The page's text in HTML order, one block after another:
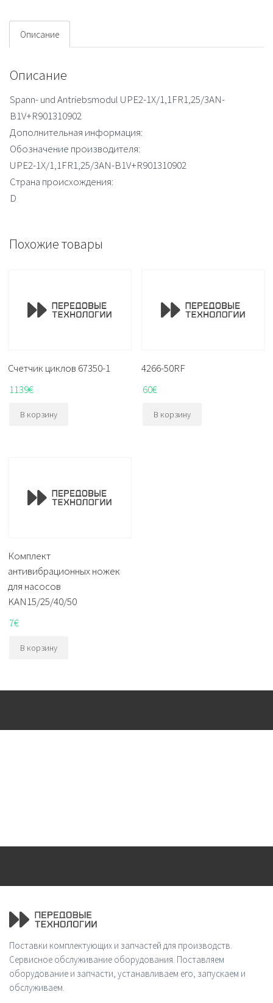
drive
modul
Описание
Описание
Spann- und Antriebsmodul UPE2-1X/1,1FR1,25/3AN-
B1V+R901310902
Дополнительная информация:
Обозначение производителя:
UPE2-1X/1,1FR1,25/3AN-B1V+R901310902
Страна происхождения:
D
Похожие товары
Счетчик циклов 67350-1
1139€
В корзину
4266-50RF
60€
В корзину
Комплект
антивибрационных ножек
для насосов
KAN15/25/40/50
7€
В корзину
Поставки комплектующих и запчастей для производств.
Сервисное обслуживание оборудования. Поставляем
оборудование и запчасти, устанавливаем его, запускаем и
обслуживаем.